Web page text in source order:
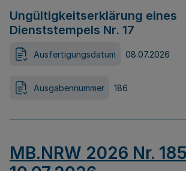
Ungültigkeitserklärung eines
Dienststempels Nr. 17
Ausfertigungsdatum 08.07.2026
Ausgabennummer 186
MB.NRW 2026 Nr.